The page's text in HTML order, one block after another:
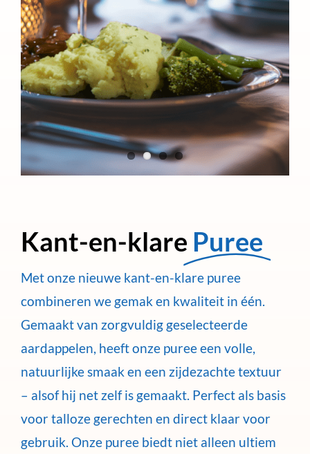
Kant-en-klare Puree
Met onze nieuwe kant-en-klare puree
combineren we gemak en kwaliteit in één.
Gemaakt van zorgvuldig geselecteerde
aardappelen, heeft onze puree een volle,
natuurlijke smaak en een zijdezachte textuur
– alsof hij net zelf is gemaakt. Perfect als basis
voor talloze gerechten en direct klaar voor
gebruik. Onze puree biedt niet alleen ultiem